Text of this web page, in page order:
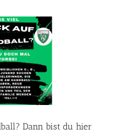
Dann bist du hier